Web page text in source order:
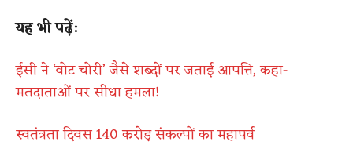
यह भी पढ़ें:
ईसी ने ‘वोट चोरी’ जैसे शब्दों पर जताई आपत्ति, कहा-
मतदाताओं पर सीधा हमला!
स्वतंत्रता दिवस 140 करोड़ संकल्पों का महापर्व